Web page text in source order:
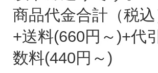
商品代金合計（税込
+送料(660円～)+代
数料(440円～)